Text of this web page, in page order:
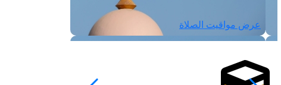
عرض مواقيت الصلاة